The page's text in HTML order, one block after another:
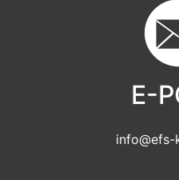
E-